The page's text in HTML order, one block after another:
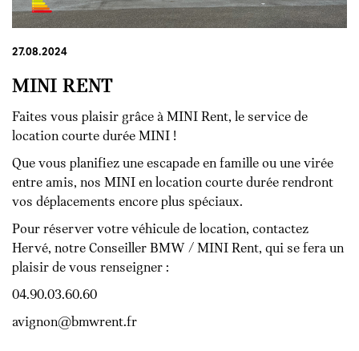
27.08.2024
MINI RENT
Faites vous plaisir grâce à MINI Rent, le service de
location courte durée MINI !
Que vous planifiez une escapade en famille ou une virée
entre amis, nos MINI en location courte durée rendront
vos déplacements encore plus spéciaux.
Pour réserver votre véhicule de location, contactez
Hervé, notre Conseiller BMW / MINI Rent, qui se fera un
plaisir de vous renseigner :
04.90.03.60.60
avignon@bmwrent.fr